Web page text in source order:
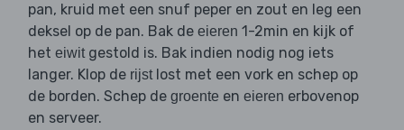
pan, kruid met een snuf peper en zout en leg een
deksel op de pan. Bak de eieren 1-2min en kijk of
het eiwitgestold is. Bak indien nodig nog iets
langer. Klop de rijstlost met een vork en schep op
de borden. Schep de groente en eieren erbovenop
en serveer.